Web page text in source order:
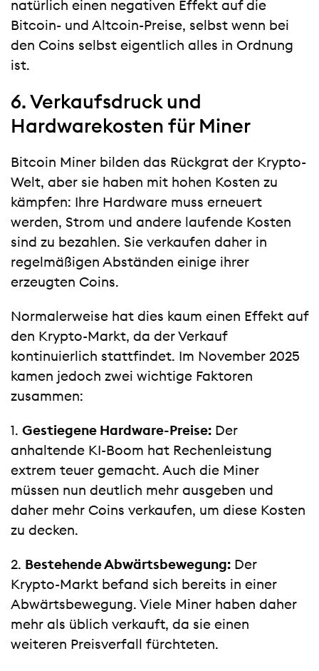
natürlich einen negativen Effekt auf die
Bitcoin- und Altcoin-Preise, selbst wenn bei
den Coins selbst eigentlich alles in Ordnung
ist.
6. Verkaufsdruck und
Hardwarekosten für Miner
Bitcoin Miner bilden das Rückgrat der Krypto-
Welt, aber sie haben mit hohen Kosten zu
kämpfen: Ihre Hardware muss erneuert
werden, Strom und andere laufende Kosten
sind zu bezahlen. Sie verkaufen daher in
regelmäßigen Abständen einige ihrer
erzeugten Coins.
Normalerweise hat dies kaum einen Effekt auf
den Krypto-Markt, da der Verkauf
kontinuierlich stattfindet. Im November 2025
kamen jedoch zwei wichtige Faktoren
zusammen:
Gestiegene Hardware-Preise: Der
anhaltende KI-Boom hat Rechenleistung
extrem teuer gemacht. Auch die Miner
müssen nun deutlich mehr ausgeben und
daher mehr Coins verkaufen, um diese Kosten
zu decken.
Bestehende Abwärtsbewegung: Der
Krypto-Markt befand sich bereits in einer
Abwärtsbewegung. Viele Miner haben daher
mehr als üblich verkauft, da sie einen
weiteren Preisverfall fürchteten.